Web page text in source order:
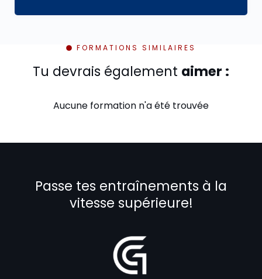
FORMATIONS SIMILAIRES
Tu devrais également aimer :
Aucune formation n'a été trouvée
Passe tes entraînements à la
vitesse supérieure!